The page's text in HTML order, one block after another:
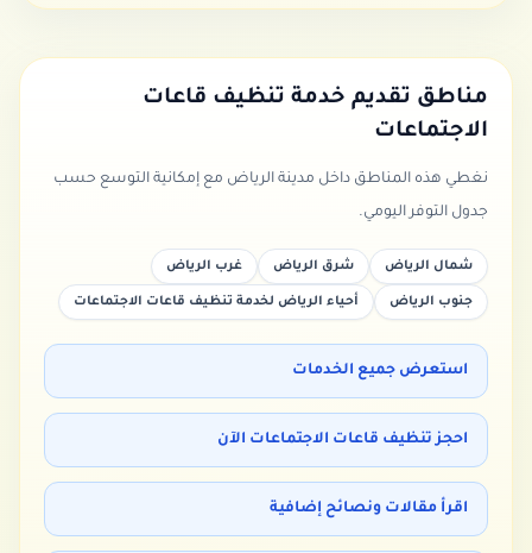
مناطق تقديم خدمة تنظيف قاعات
الاجتماعات
نغطي هذه المناطق داخل مدينة الرياض مع إمكانية التوسع حسب
جدول التوفر اليومي.
شمال الرياض شرق الرياض غرب الرياض
جنوب الرياض أحياء الرياض لخدمة تنظيف قاعات الاجتماعات
استعرض جميع الخدمات
احجز تنظيف قاعات الاجتماعات الآن
اقرأ مقالات ونصائح إضافية